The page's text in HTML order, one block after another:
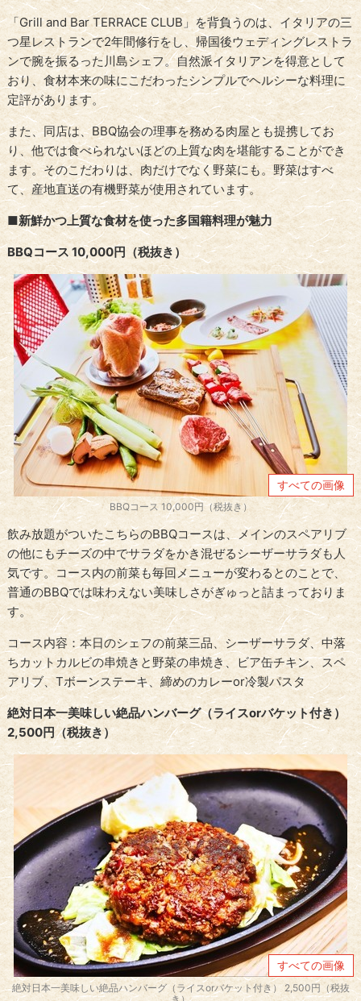
「Grill and Bar TERRACE CLUB」を背負うのは、イタリアの三
つ星レストランで2年間修行をし、帰国後ウェディングレストラ
ンで腕を振るった川島シェフ。自然派イタリアンを得意として
おり、食材本来の味にこだわったシンプルでヘルシーな料理に
定評があります。
また、同店は、BBQ協会の理事を務める肉屋とも提携してお
り、他では食べられないほどの上質な肉を堪能することができ
ます。そのこだわりは、肉だけでなく野菜にも。野菜はすべ
て、産地直送の有機野菜が使用されています。
■新鮮かつ上質な食材を使った多国籍料理が魅力
BBQコース 10,000円（税抜き）
すべての画像
BBQコース 10,000円（税抜き）
飲み放題がついたこちらのBBQコースは、メインのスペアリブ
の他にもチーズの中でサラダをかき混ぜるシーザーサラダも人
気です。コース内の前菜も毎回メニューが変わるとのことで、
普通のBBQでは味わえない美味しさがぎゅっと詰まっておりま
す。
コース内容：本日のシェフの前菜三品、シーザーサラダ、中落
ちカットカルビの串焼きと野菜の串焼き、ビア缶チキン、スペ
アリブ、Tボーンステーキ、締めのカレーor冷製パスタ
絶対日本一美味しい絶品ハンバーグ（ライスorバケット付き）
2,500円（税抜き）
すべての画像
絶対日本一美味しい絶品ハンバーグ（ライスorバケット付き） 2,500円（税抜